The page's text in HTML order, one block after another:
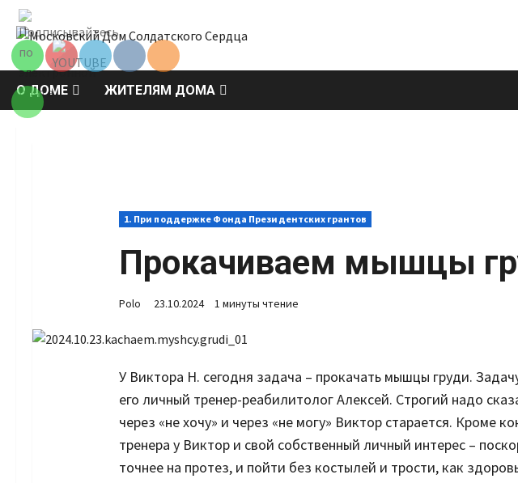
Перейти
содержимому
О ДОМЕ ЖИТЕЛЯМ ДОМА
1. При поддержке Фонда Президентских грантов
Прокачиваем мышцы
Polo 23.10.2024 1 минуты чтение
У Виктора Н. сегодня задача – прокачать мышцы груди.
его личный тренер-реабилитолог Алексей. Строгий надо
через «не хочу» и через «не могу» Виктор старается. Кроме
тренера у Виктор и свой собственный личный интерес –
точнее на протез, и пойти без костылей и трости, как
Set Youtube
Channel ID
Set Youtube
Channel ID